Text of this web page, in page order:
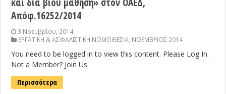
και δια βίου μάθηση» στον ΟΑΕΔ,
Απόφ.16252/2014
3 Νοεμβρίου, 2014
ΕΡΓΑΤΙΚΗ & ΑΣΦΑΛΙΣΤΙΚΗ ΝΟΜΟΘΕΣΙΑ, ΝΟΕΜΒΡΙΟΣ 2014
You need to be logged in to view this content. Please Log In.
Not a Member? Join Us
Περισσότερα